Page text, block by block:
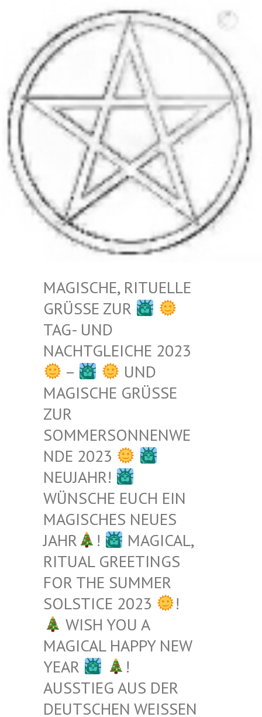
MAGISCHE, RITUELLE
GRÜSSE ZUR
TAG- UND
NACHTGLEICHE 2023
–
UND
MAGISCHE GRÜSSE Z
UR S
OMMERSONNENWEN
DE 2023
NEUJAHR!
WÜNSCHE EUCH EIN
MAGISCHES NEUES
JAHR
!
MAGICAL,
RITUAL GREETINGS
FOR THE SUMMER
SOLSTICE 2023
!
WISH YOU A
MAGICAL HAPPY NEW
YEAR
!
AUSSTIEG AUS DER
DEUTSCHEN WEISSEN M